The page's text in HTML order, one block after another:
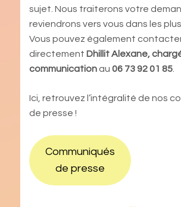
sujet. Nous traiterons votre
reviendrons vers vous dans les
Vous pouvez également
directement Dhillit Alexane,
communicationau 06 73 92 01 85.
Ici, retrouvez l’intégralité de nos
de presse !
Communiqués
de presse